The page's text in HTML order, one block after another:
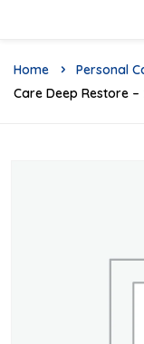
Home Personal
Care Deep Restore